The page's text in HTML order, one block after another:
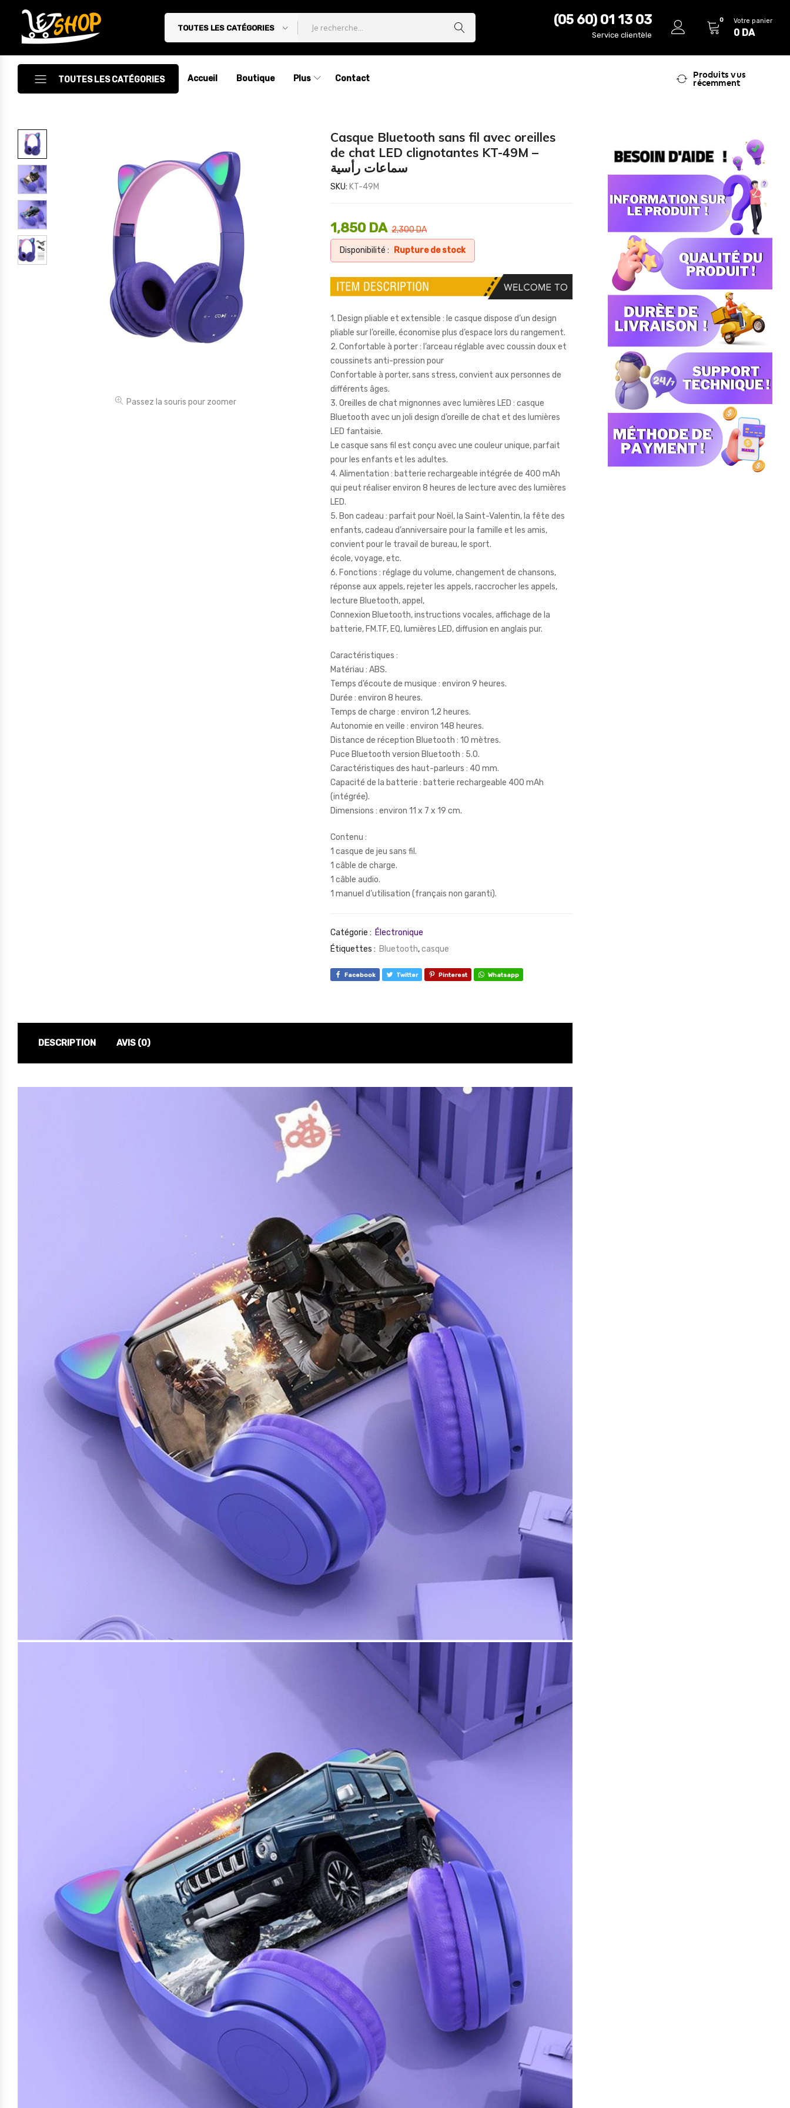
Letshop.dz
TOUTES LES CATÉGORIES
(05 60) 01 13 03
Service clientèle
0 Votre panier
0 DA
TOUTES LES CATÉGORIES
Accessoires
Accessoires Auto/Moto
Accessoires PC
Camping & Randonnée
Cuisine
Décoration
Electroménager
Accueil Boutique Plus Contact
Produits vus
récemment
Passez la souris pour zoomer
Casque Bluetooth sans fil avec oreilles
de chat LED clignotantes KT-49M –
سماعات رأسية
SKU: KT-49M
2,300DA
1,850 DA
Disponibilité : Rupture de stock
1. Design pliable et extensible : le casque dispose d’un design
pliable sur l’oreille, économise plus d’espace lors du rangement.
2. Confortable à porter : l’arceau réglable avec coussin doux et
coussinets anti-pression pour
Confortable à porter, sans stress, convient aux personnes de
différents âges.
3. Oreilles de chat mignonnes avec lumières LED : casque
Bluetooth avec un joli design d’oreille de chat et des lumières
LED fantaisie.
Le casque sans fil est conçu avec une couleur unique, parfait
pour les enfants et les adultes.
4. Alimentation : batterie rechargeable intégrée de 400 mAh
qui peut réaliser environ 8 heures de lecture avec des lumières
LED.
5. Bon cadeau : parfait pour Noël, la Saint-Valentin, la fête des
enfants, cadeau d’anniversaire pour la famille et les amis,
convient pour le travail de bureau, le sport.
école, voyage, etc.
6. Fonctions : réglage du volume, changement de chansons,
réponse aux appels, rejeter les appels, raccrocher les appels,
lecture Bluetooth, appel,
Connexion Bluetooth, instructions vocales, affichage de la
batterie, FM.TF, EQ, lumières LED, diffusion en anglais pur.
Caractéristiques :
Matériau : ABS.
Temps d’écoute de musique : environ 9 heures.
Durée : environ 8 heures.
Temps de charge : environ 1,2 heures.
Autonomie en veille : environ 148 heures.
Distance de réception Bluetooth : 10 mètres.
Puce Bluetooth version Bluetooth : 5.0.
Caractéristiques des haut-parleurs : 40 mm.
Capacité de la batterie : batterie rechargeable 400 mAh
(intégrée).
Dimensions : environ 11 x 7 x 19 cm.
Contenu :
1 casque de jeu sans fil.
1 câble de charge.
1 câble audio.
1 manuel d’utilisation (français non garanti).
Catégorie : Électronique
Étiquettes : Bluetooth,casque
Facebook Twitter Pinterest Whatsapp
DESCRIPTION AVIS (0)